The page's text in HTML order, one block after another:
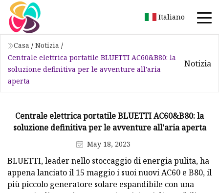
Italiano
Casa / Notizia /
Centrale elettrica portatile BLUETTI AC60&B80: la
soluzione definitiva per le avventure all'aria
aperta
Notizia
Centrale elettrica portatile BLUETTI AC60&B80: la
soluzione definitiva per le avventure all'aria aperta
May 18, 2023
BLUETTI, leader nello stoccaggio di energia pulita, ha
appena lanciato il 15 maggio i suoi nuovi AC60 e B80, il
più piccolo generatore solare espandibile con una